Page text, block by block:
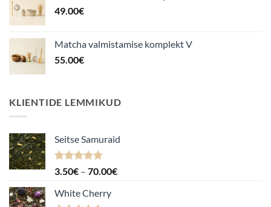
49.00€
Matcha valmistamise komplekt V
55.00€
KLIENTIDE LEMMIKUD
Seitse Samuraid
Hinnanguga
3.50€ – 70.00€Hinnavahemik:
White Cherry